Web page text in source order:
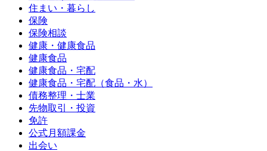
住まい・暮らし
保険
保険相談
健康・健康食品
健康食品
健康食品・宅配
健康食品・宅配（食品・水）
債務整理・士業
先物取引・投資
免許
公式月額課金
出会い